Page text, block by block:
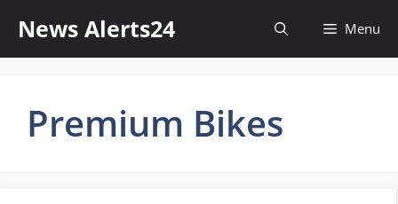
content
News Alerts24 Menu
Premium Bikes